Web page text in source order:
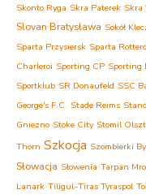
Skonto Ryga Skra Paterek Skra
Slovan Bratysława Sokół
Sparta Przysiersk Sparta
Charleroi Sporting CP Sporting
Sportklub SR Donaufeld SSC
George's F.C. Stade Reims
Gniezno Stoke City Stomil
Thorn Szkocja Szombierki
Słowacja Słowenia Tarpan
Lanark Tiligul-Tiras Tyraspol